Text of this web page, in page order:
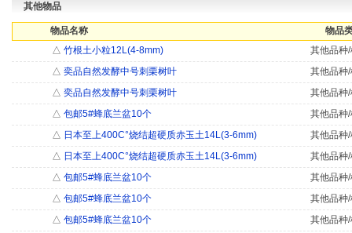
其他物品
物品名称
物品
△ 竹根土小粒12L(4-8mm)
其他品种
△ 奕品自然发酵中号刺栗树叶
其他品种
△ 奕品自然发酵中号刺栗树叶
其他品种
△ 包邮5#蜂底兰盆10个
其他品种
△ 日本至上400C°烧结超硬质赤玉土14L(3-6mm)
其他品种
△ 日本至上400C°烧结超硬质赤玉土14L(3-6mm)
其他品种
△ 包邮5#蜂底兰盆10个
其他品种
△ 包邮5#蜂底兰盆10个
其他品种
△ 包邮5#蜂底兰盆10个
其他品种